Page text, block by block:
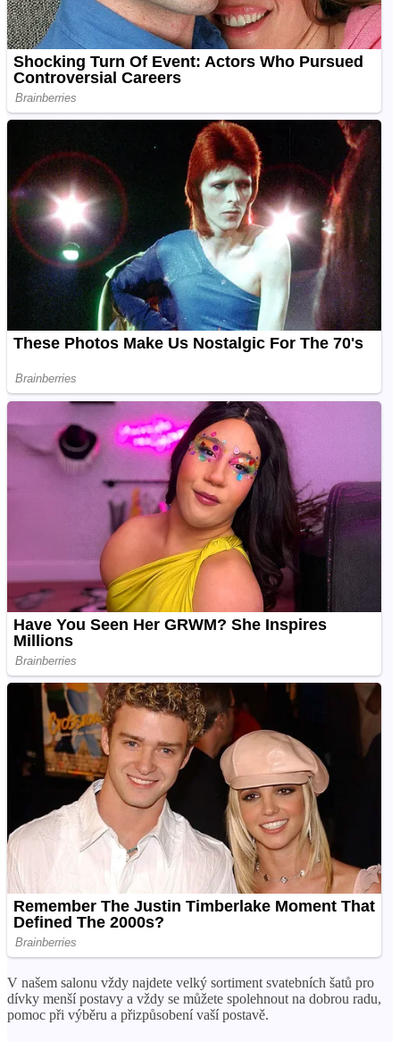
V našem salonu vždy najdete velký sortiment svatebních šatů pro
dívky menší postavy a vždy se můžete spolehnout na dobrou radu,
pomoc při výběru a přizpůsobení vaší postavě.